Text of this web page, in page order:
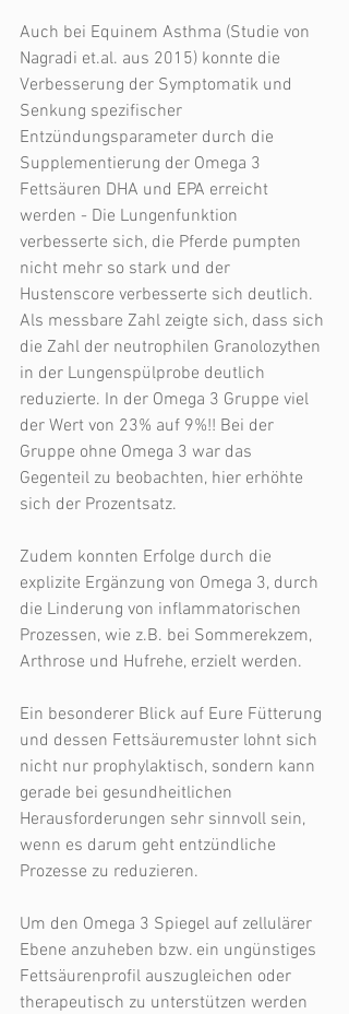
Auch bei Equinem Asthma (Studie von
Nagradi et.al. aus 2015) konnte die
Verbesserung der Symptomatik und
Senkung spezifischer
Entzündungsparameter durch die
Supplementierung der Omega 3
Fettsäuren DHA und EPA erreicht
werden - Die Lungenfunktion
verbesserte sich, die Pferde pumpten
nicht mehr so stark und der
Hustenscore verbesserte sich deutlich.
Als messbare Zahl zeigte sich, dass sich
die Zahl der neutrophilen Granolozythen
in der Lungenspülprobe deutlich
reduzierte. In der Omega 3 Gruppe viel
der Wert von 23% auf 9%!! Bei der
Gruppe ohne Omega 3 war das
Gegenteil zu beobachten, hier erhöhte
sich der Prozentsatz.
Zudem konnten Erfolge durch die
explizite Ergänzung von Omega 3, durch
die Linderung von inflammatorischen
Prozessen, wie z.B. bei Sommerekzem,
Arthrose und Hufrehe, erzielt werden.
Ein besonderer Blick auf Eure Fütterung
und dessen Fettsäuremuster lohnt sich
nicht nur prophylaktisch, sondern kann
gerade bei gesundheitlichen
Herausforderungen sehr sinnvoll sein,
wenn es darum geht entzündliche
Prozesse zu reduzieren.
Um den Omega 3 Spiegel auf zellulärer
Ebene anzuheben bzw. ein ungünstiges
Fettsäurenprofil auszugleichen oder
therapeutisch zu unterstützen werden